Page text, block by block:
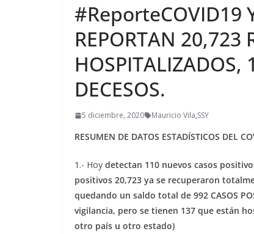
#ReporteCOVID19
REPORTAN 20,723
HOSPITALIZADOS,
DECESOS.
5 diciembre, 2020 Mauricio Vila,SSY
RESUMEN DE DATOS ESTADÍSTICOS DEL
1.- Hoy detectan 110 nuevos casos
positivos 20,723 ya se recuperaron
quedando un saldo total de 992 CASOS
vigilancia, pero se tienen 137 que están
otro país u otro estado)